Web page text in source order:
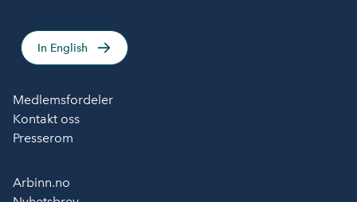
In English
Medlemsfordeler
Kontakt oss
Presserom
Arbinn.no